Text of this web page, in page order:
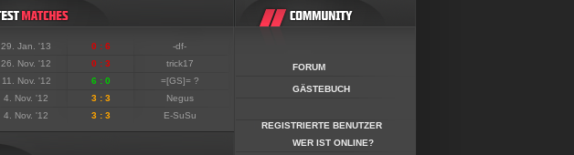
29. Jan. '13 0 : 6
-df-
26. Nov. '12
0 : 3
trick17
11. Nov. '12
6 : 0
=[GS]= ?
4. Nov. '12
3 : 3
Negus
4. Nov. '12
3 : 3 E-SuSu
FORUM
GÄSTEBUCH
REGISTRIERTE BENUTZER
WER IST ONLINE?